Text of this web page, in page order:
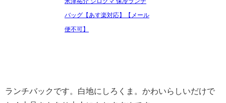
バッグ【あす楽対応】【メール
便不可】
ランチバックです。白地にしろくま。かわいらしいだけで